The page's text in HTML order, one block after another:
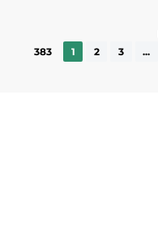
383
1 2 3 ...